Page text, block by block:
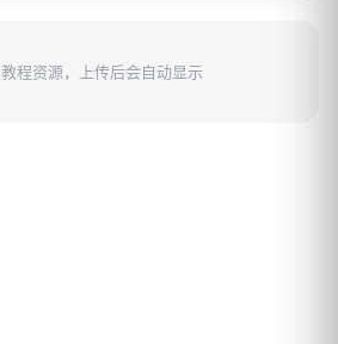
程资源，上传后会自动显示